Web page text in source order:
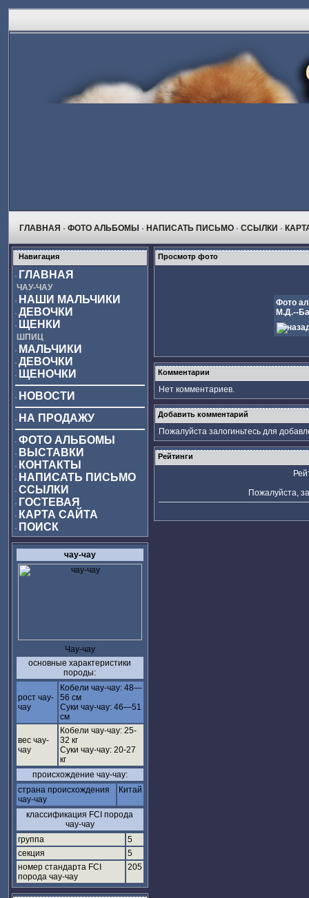
ГЛАВНАЯ ФОТО АЛЬБОМЫ НАПИСАТЬ ПИСЬМО ССЫЛКИ
Навигация
ГЛАВНАЯ
ЧАУ-ЧАУ
НАШИ МАЛЬЧИКИ
ДЕВОЧКИ
ЩЕНКИ
ШПИЦ
МАЛЬЧИКИ
ДЕВОЧКИ
ЩЕНОЧКИ
НОВОСТИ
НА ПРОДАЖУ
ФОТО АЛЬБОМЫ
ВЫСТАВКИ
КОНТАКТЫ
НАПИСАТЬ ПИСЬМО
ССЫЛКИ
ГОСТЕВАЯ
КАРТА САЙТА
ПОИСК
чау-чау
Чау-чау
основные характеристики
породы:
рост чау-
чау
Кобели чау-чау: 48—
56 см
Суки чау-чау: 46—51
см
вес чау-
чау
Кобели чау-чау: 25-
32 кг
Суки чау-чау: 20-27
кг
происхождение чау-чау:
страна происхождения
чау-чау
Китай
классификация FCI порода
чау-чау
группа
5
секция
5
номер стандарта FCI
порода чау-чау
205
Просмотр фото
Фото
М.Д.--
Комментарии
Нет комментариев.
Добавить комментарий
Пожалуйста залогиньтесь для
Рейтинги
Пожалуйста,